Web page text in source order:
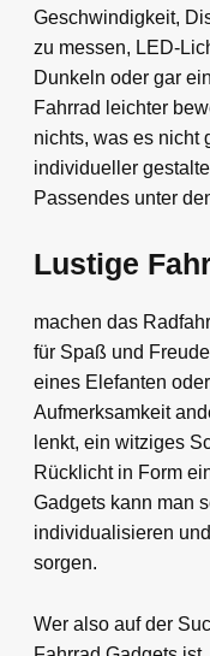
Geschwindigkeit,
zu messen, LED-
Dunkeln oder gar
Fahrrad leichter
nichts, was es nicht
individueller
Passendes unter
Lustige
machen das
für Spaß und
eines Elefanten
Aufmerksamkeit
lenkt, ein witziges
Rücklicht in Form
Gadgets kann man
individualisieren
sorgen.
Wer also auf der